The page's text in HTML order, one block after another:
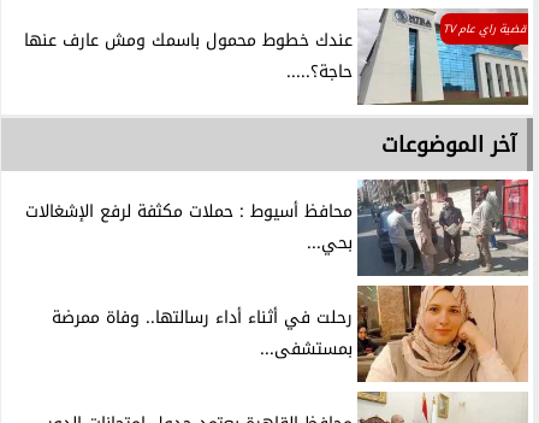
قضية راي عام TV
عندك خطوط محمول باسمك ومش عارف عنها
حاجة؟.....
آخر الموضوعات
محافظ أسيوط : حملات مكثفة لرفع الإشغالات
بحي...
رحلت في أثناء أداء رسالتها.. وفاة ممرضة
بمستشفى...